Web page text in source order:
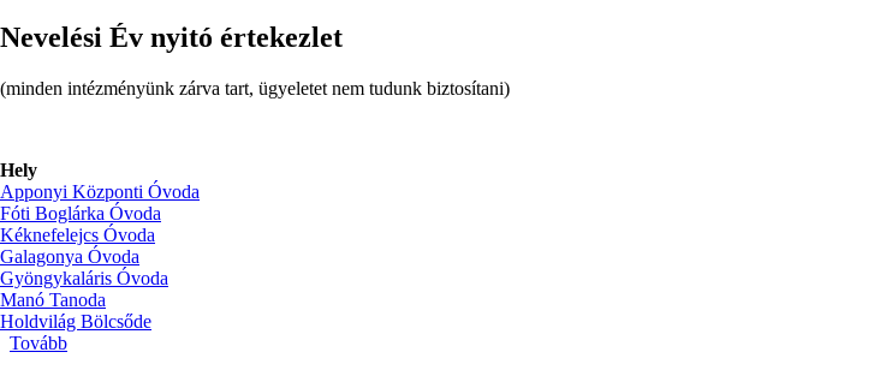
Nevelési Év nyitó értekezlet
(minden intézményünk zárva tart, ügyeletet nem tudunk biztosítani)
Hely
Apponyi Központi Óvoda
Fóti Boglárka Óvoda
Kéknefelejcs Óvoda
Galagonya Óvoda
Gyöngykaláris Óvoda
Manó Tanoda
Holdvilág Bölcsőde
Tovább